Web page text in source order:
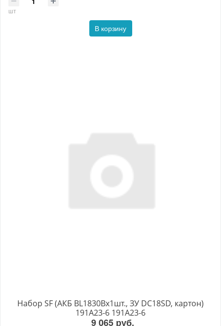
шт
В корзину
Набор SF (АКБ BL1830Bx1шт., ЗУ DC18SD, картон)
191A23-6 191A23-6
9 065 руб.